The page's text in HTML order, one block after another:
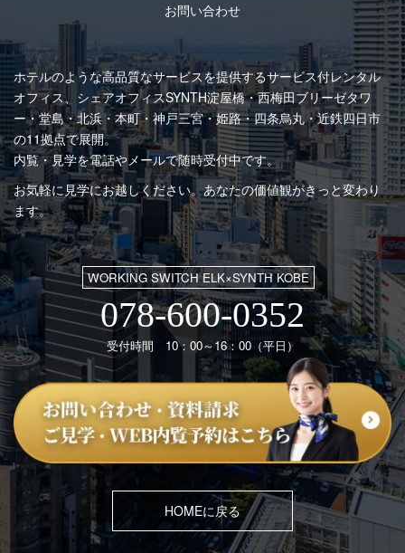
お問い合わせ
ホテルのような高品質なサービスを提供するサービス付レンタル
オフィス、シェアオフィスSYNTH淀屋橋・西梅田ブリーゼタワ
ー・堂島・北浜・本町・神戸三宮・姫路・四条烏丸・近鉄四日市
の11拠点で展開。
内覧・見学を電話やメールで随時受付中です。
お気軽に見学にお越しください。あなたの価値観がきっと変わり
ます。
WORKING SWITCH ELK×SYNTH KOBE
078-600-0352
受付時間 10：00～16：00（平日）
HOMEに戻る